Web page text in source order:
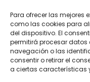
Para ofrecer las mejores
como las cookies para
del dispositivo. El
permitirá procesar
navegación o las
consentir o retirar el
a ciertas características